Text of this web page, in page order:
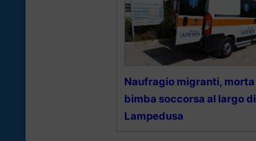
Naufragio migranti, morta
bimba soccorsa al largo di
Lampedusa